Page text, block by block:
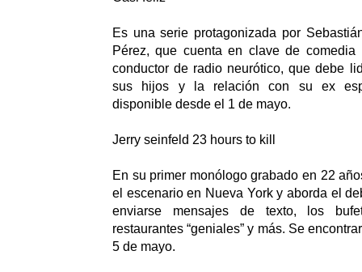
Es una serie protagonizada por
Pérez, que cuenta en clave de
conductor de radio neurótico, que debe
sus hijos y la relación con su ex
disponible desde el 1 de mayo.
Jerry seinfeld 23 hours to kill
En su primer monólogo grabado en 22
el escenario en Nueva York y aborda el
enviarse mensajes de texto, los
restaurantes “geniales” y más. Se
5 de mayo.